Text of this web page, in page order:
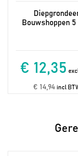
Bouwshoppen
€ 12,35
€ 14,94incl